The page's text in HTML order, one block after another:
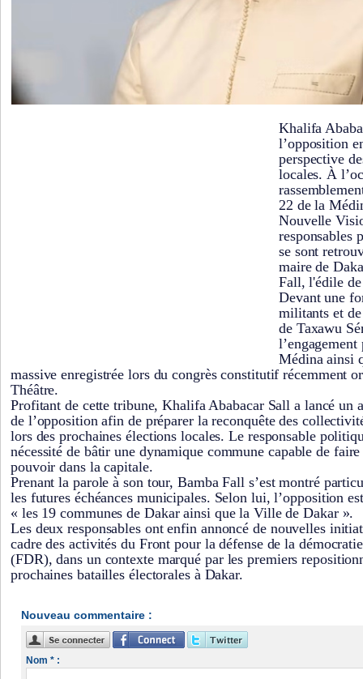
Khalifa
l’opposition
perspective
locales. À
22 de la
Nouvelle
responsables
se sont
maire de
Fall, l'édile
Devant une
militants et
de Taxawu
Médina ainsi
massive enregistrée lors du congrès constitutif récemment
Théâtre.
Profitant de cette tribune, Khalifa Ababacar Sall a lancé un
de l’opposition afin de préparer la reconquête des
lors des prochaines élections locales. Le responsable
nécessité de bâtir une dynamique commune capable de
pouvoir dans la capitale.
Prenant la parole à son tour, Bamba Fall s’est montré
les futures échéances municipales. Selon lui, l’opposition
« les 19 communes de Dakar ainsi que la Ville de Dakar ».
Les deux responsables ont enfin annoncé de nouvelles
cadre des activités du Front pour la défense de la
(FDR), dans un contexte marqué par les premiers
prochaines batailles électorales à Dakar.
Nouveau commentaire :
Nom * :